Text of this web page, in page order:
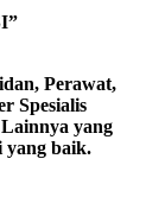
Perawat,
Spesialis
yang
yang baik.